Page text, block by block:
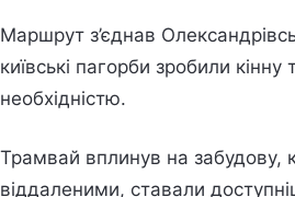
Маршрут з’єднав
київські пагорби зробили
необхідністю.
Трамвай вплинув на забудову,
віддаленими, ставали